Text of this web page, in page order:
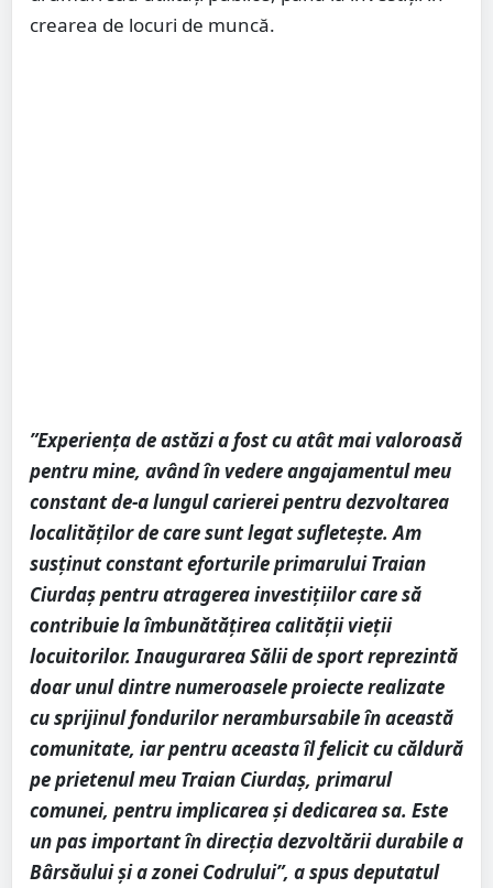
crearea de locuri de muncă.
”Experiența de astăzi a fost cu atât mai valoroasă
pentru mine, având în vedere angajamentul meu
constant de-a lungul carierei pentru dezvoltarea
localităților de care sunt legat sufletește. Am
susținut constant eforturile primarului Traian
Ciurdaș pentru atragerea investițiilor care să
contribuie la îmbunătățirea calității vieții
locuitorilor. Inaugurarea Sălii de sport reprezintă
doar unul dintre numeroasele proiecte realizate
cu sprijinul fondurilor nerambursabile în această
comunitate, iar pentru aceasta îl felicit cu căldură
pe prietenul meu Traian Ciurdaș, primarul
comunei, pentru implicarea și dedicarea sa. Este
un pas important în direcția dezvoltării durabile a
Bârsăului și a zonei Codrului”, a spus deputatul